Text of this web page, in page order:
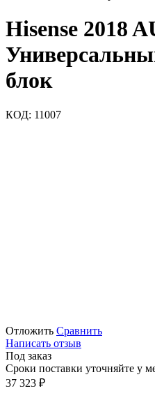
Hisense 2018
блок
КОД: 11007
Отложить Сравнить
Написать отзыв
Под заказ
Сроки поставки уточняйте у
37 323 ₽